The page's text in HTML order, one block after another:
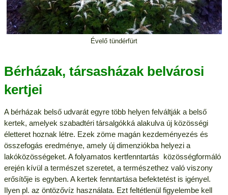
Évelő tündérfürt
Bérházak, társasházak belvárosi
kertjei
A bérházak belső udvarát egyre több helyen felváltják a belső
kertek, amelyek szabadtéri társalgókká alakulva új közösségi
életteret hoznak létre. Ezek zöme magán kezdeményezés és
összefogás eredménye, amely új dimenziókba helyezi a
lakóközösségeket. A folyamatos kertfenntartás közösségformáló
erején kívül a természet szeretet, a természethez való viszony
erősítője is egyben. A kertek fenntartása befektetést is igényel.
Ilyen pl. az öntözővíz használata. Ezt feltétlenül figyelembe kell